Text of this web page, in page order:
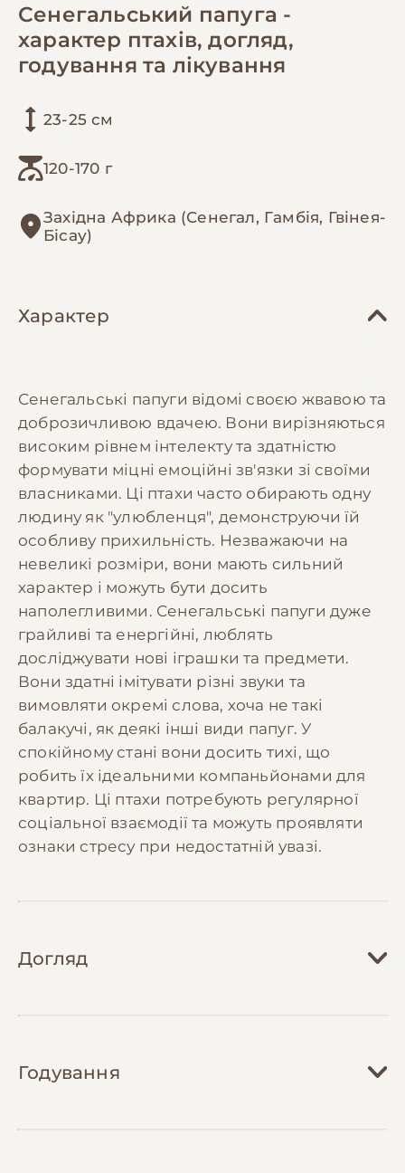
Сенегальський папуга -
характер птахів, догляд,
годування та лікування
23-25 см
120-170 г
Західна Африка (Сенегал, Гамбія, Гвінея-
Бісау)
Характер
Сенегальські папуги відомі своєю жвавою та
доброзичливою вдачею. Вони вирізняються
високим рівнем інтелекту та здатністю
формувати міцні емоційні зв'язки зі своїми
власниками. Ці птахи часто обирають одну
людину як "улюбленця", демонструючи їй
особливу прихильність. Незважаючи на
невеликі розміри, вони мають сильний
характер і можуть бути досить
наполегливими. Сенегальські папуги дуже
грайливі та енергійні, люблять
досліджувати нові іграшки та предмети.
Вони здатні імітувати різні звуки та
вимовляти окремі слова, хоча не такі
балакучі, як деякі інші види папуг. У
спокійному стані вони досить тихі, що
робить їх ідеальними компаньйонами для
квартир. Ці птахи потребують регулярної
соціальної взаємодії та можуть проявляти
ознаки стресу при недостатній увазі.
Догляд
створення відповідних умов утримання та
регулярної уваги. Клітка повинна бути
з різноманітними жердинами різного
Годування